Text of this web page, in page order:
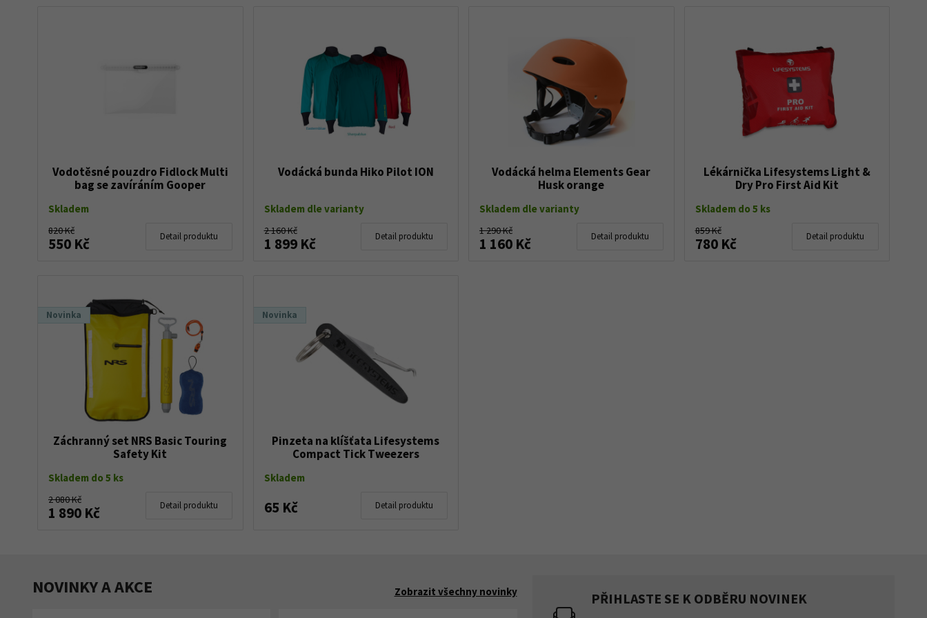
Vodotěsné pouzdro Fidlock Multi
bag se zavíráním Gooper
Skladem
820 Kč
550 Kč Detail produktu
Vodácká bunda Hiko Pilot ION
Skladem dle varianty
2 160 Kč
1 899 Kč Detail produktu
Vodácká helma Elements Gear
Husk orange
Skladem dle varianty
1 290 Kč
1 160 Kč Detail produktu
Lékárnička Lifesystems Light &
Dry Pro First Aid Kit
Skladem do 5 ks
859 Kč
780 Kč Detail produktu
Novinka
Záchranný set NRS Basic Touring
Safety Kit
Skladem do 5 ks
2 080 Kč
1 890 Kč Detail produktu
Novinka
Pinzeta na klíšťata Lifesystems
Compact Tick Tweezers
Skladem
65 Kč Detail produktu
NOVINKY A AKCE Zobrazit všechny novinky PŘIHLASTE SE K ODBĚRU NOVINEK